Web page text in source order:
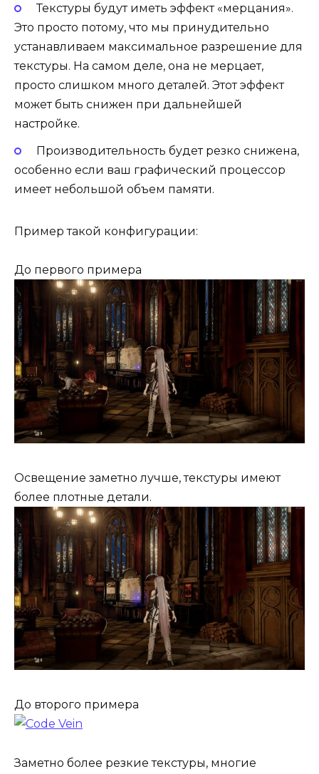
Текстуры будут иметь эффект «мерцания».
Это просто потому, что мы принудительно
устанавливаем максимальное разрешение для
текстуры. На самом деле, она не мерцает,
просто слишком много деталей. Этот эффект
может быть снижен при дальнейшей
настройке.
Производительность будет резко снижена,
особенно если ваш графический процессор
имеет небольшой объем памяти.
Пример такой конфигурации:
До первого примера
Освещение заметно лучше, текстуры имеют
более плотные детали.
До второго примера
Заметно более резкие текстуры, многие